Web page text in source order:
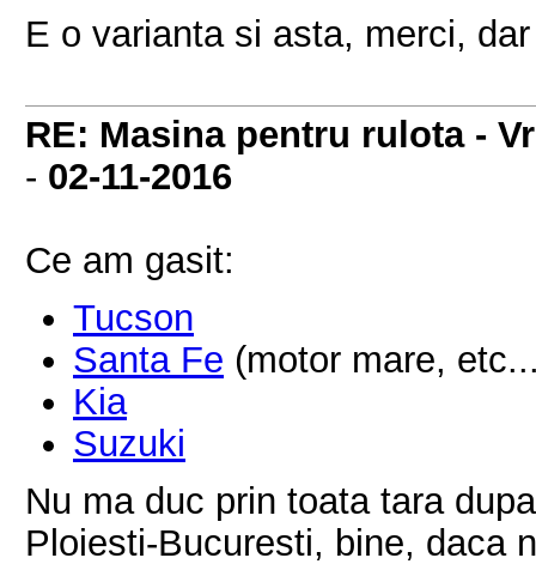
E o varianta si asta, merci,
RE: Masina pentru rulota -
- 02-11-2016
Ce am gasit:
Tucson
Santa Fe (motor mare,
Kia
Suzuki
Nu ma duc prin toata tara
Ploiesti-Bucuresti, bine, daca